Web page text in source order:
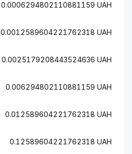
0.0006294802110881159 UAH
0.0012589604221762318 UAH
0.0025179208443524636 UAH
0.006294802110881159 UAH
0.012589604221762318 UAH
0.12589604221762318 UAH